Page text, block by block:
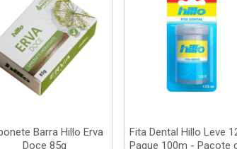
Barra Hillo Erva
Doce 85g
Fita Dental Hillo Leve
Pague 100m - Pacote